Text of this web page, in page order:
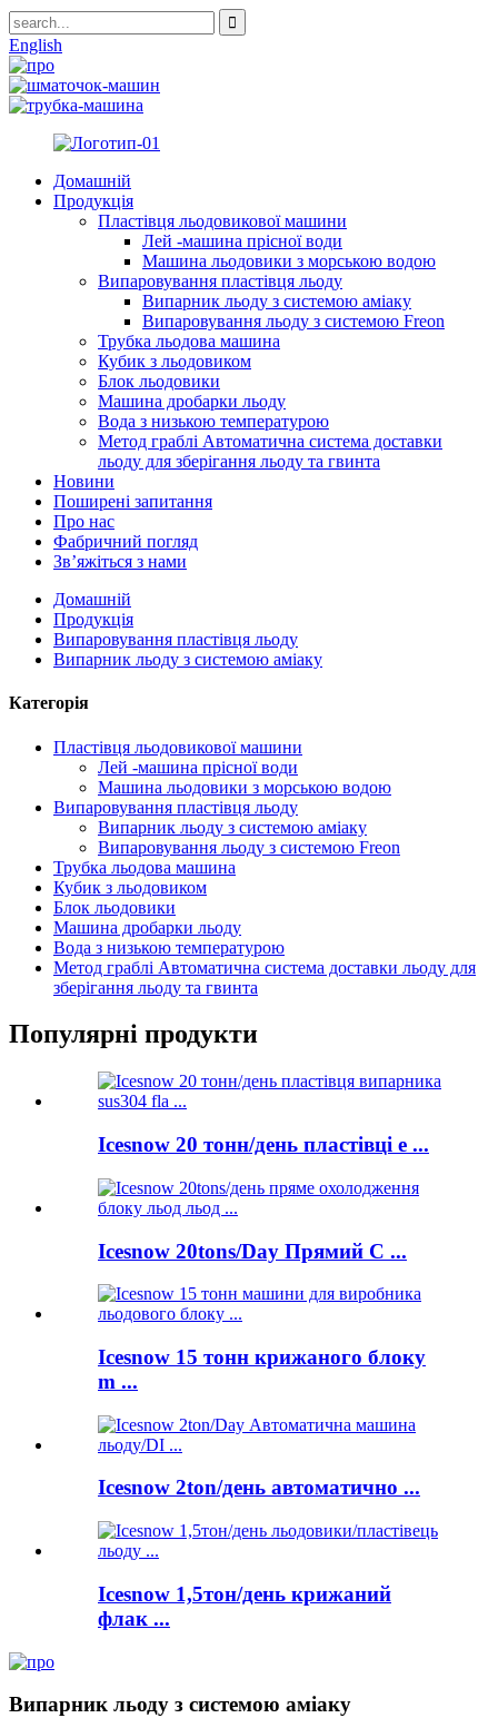
English
Домашній
Продукція
Пластівця льодовикової машини
Лей -машина прісної води
Машина льодовики з морською водою
Випаровування пластівця льоду
Випарник льоду з системою аміаку
Випаровування льоду з системою Freon
Трубка льодова машина
Кубик з льодовиком
Блок льодовики
Машина дробарки льоду
Вода з низькою температурою
Метод граблі Автоматична система доставки
льоду для зберігання льоду та гвинта
Новини
Поширені запитання
Про нас
Фабричний погляд
Зв’яжіться з нами
Домашній
Продукція
Випаровування пластівця льоду
Випарник льоду з системою аміаку
Категорія
Пластівця льодовикової машини
Лей -машина прісної води
Машина льодовики з морською водою
Випаровування пластівця льоду
Випарник льоду з системою аміаку
Випаровування льоду з системою Freon
Трубка льодова машина
Кубик з льодовиком
Блок льодовики
Машина дробарки льоду
Вода з низькою температурою
Метод граблі Автоматична система доставки льоду для
зберігання льоду та гвинта
Популярні продукти
Icesnow 20 тонн/день пластівці e ...
Icesnow 20tons/Day Прямий C ...
Icesnow 15 тонн крижаного блоку
m ...
Icesnow 2ton/день автоматично ...
Icesnow 1,5тон/день крижаний
флак ...
Випарник льоду з системою аміаку